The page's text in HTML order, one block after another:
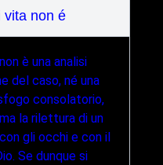
vita non é
è una analisi
del caso, né una
consolatorio,
la rilettura di un
gli occhi e con il
Se dunque si